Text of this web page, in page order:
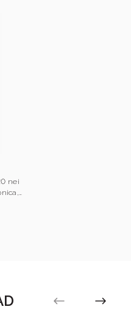
ViFX, si occupa di 3D
del
& entertainment e
ogni software
parametrici come
Approved
nell’uso di 3ds
ufficiale.
per dare forma alle
nei